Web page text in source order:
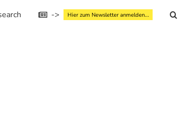
-> Hier zum Newsletter anmelden...